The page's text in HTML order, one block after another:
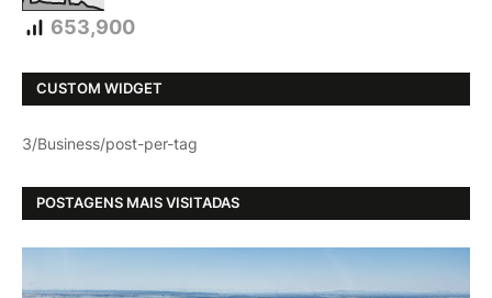
653,900
CUSTOM WIDGET
3/Business/post-per-tag
POSTAGENS MAIS VISITADAS